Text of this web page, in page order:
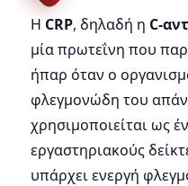
Η CRP, δηλαδή η C-
μία πρωτεΐνη που
ήπαρ όταν ο
φλεγμονώδη του
χρησιμοποιείται ως
εργαστηριακούς
υπάρχει ενεργή